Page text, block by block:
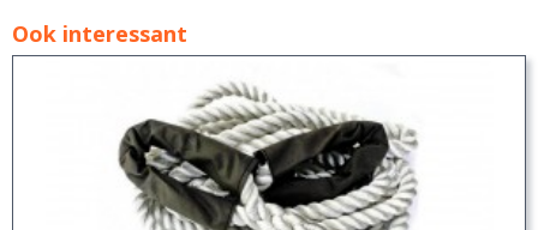
Ook interessant